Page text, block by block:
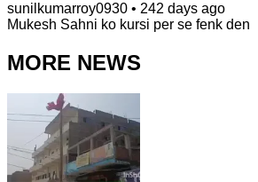
sunilkumarroy0930 • 242 days ago
Mukesh Sahni ko kursi per se fenk den
MORE NEWS